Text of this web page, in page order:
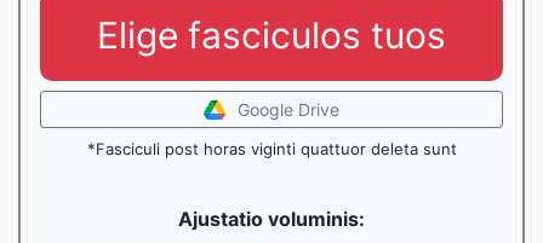
Elige fasciculos tuos
Google Drive
*Fasciculi post horas viginti quattuor deleta sunt
Ajustatio voluminis: